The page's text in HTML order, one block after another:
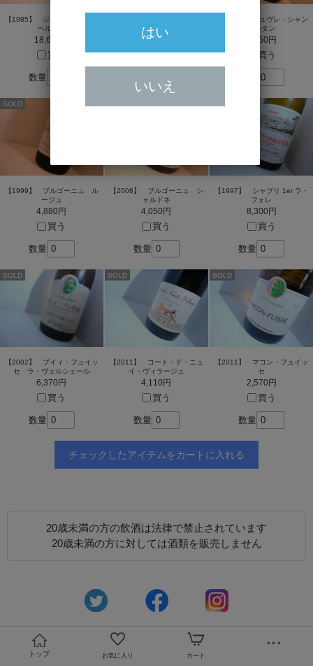
【1985】 ジュヴレ・シャン
ベルタン
18,630円
買う
数量
エール
10,500円
買う
【2009】 ジュヴレ・シャン
ベルタン
5,450円
買う
SOLD
【1999】 ブルゴーニュ ル
ージュ
4,880円
買う
数量
【2008】 ブルゴーニュ シ
ャルドネ
4,050円
買う
数量
【1997】 シャブリ 1er ラ・
フォレ
8,300円
買う
数量
SOLD
【2002】 プイィ・フュイッ
セ ラ・ヴェルシェール
6,370円
買う
数量
SOLD
【2011】 コート・ド・ニュ
イ・ヴィラージュ
4,110円
買う
数量
SOLD
【2011】 マコン・フュイッ
セ
2,570円
買う
数量
20歳未満の方の飲酒は法律で禁止されています
20歳未満の方に対しては酒類を販売しません
トップ お気に入り カート
はい
いいえ